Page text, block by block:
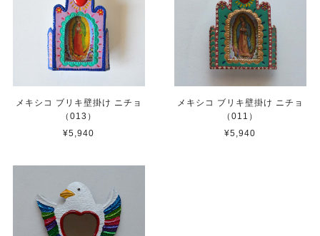
メキシコ ブリキ壁掛け ニチョ
（013）
¥5,940
メキシコ ブリキ壁掛け ニチョ
（011）
¥5,940